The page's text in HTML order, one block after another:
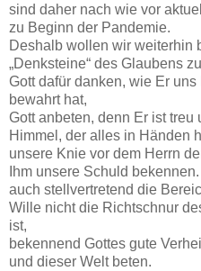
sind daher nach wie vor
zu Beginn der Pandemie.
Deshalb wollen wir weiterhin
„Denksteine“ des Glaubens
Gott dafür danken, wie Er
bewahrt hat,
Gott anbeten, denn Er ist
Himmel, der alles in Händen
unsere Knie vor dem Herrn
Ihm unsere Schuld
auch stellvertretend die
Wille nicht die Richtschnur
ist,
bekennend Gottes gute
und dieser Welt beten.